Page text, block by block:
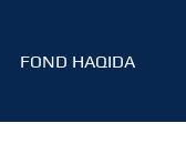
FOND HAQIDA